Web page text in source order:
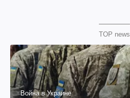
TOP news
Война в Украине